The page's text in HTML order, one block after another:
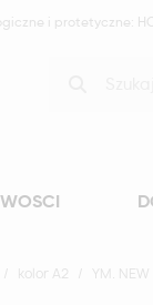
i protetyczne:
kolor A2 YM.